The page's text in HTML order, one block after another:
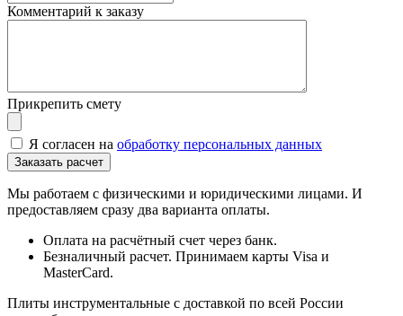
Комментарий к заказу
Прикрепить смету
Я согласен на обработку персональных данных
Мы работаем с физическими и юридическими лицами. И
предоставляем сразу два варианта оплаты.
Оплата на расчётный счет через банк.
Безналичный расчет. Принимаем карты Visa и
MasterCard.
Плиты инструментальные с доставкой по всей России